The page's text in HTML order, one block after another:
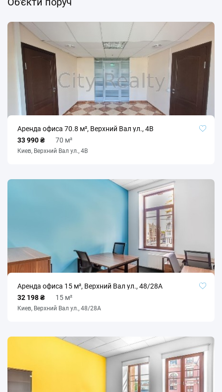
Аренда офиса 70.8 м², Верхний Вал ул., 4В
33 990 ₴
70 м²
Киев, Верхний Вал ул., 4В
Аренда офиса 15 м², Верхний Вал ул., 48/28А
32 198 ₴
15 м²
Киев, Верхний Вал ул., 48/28А